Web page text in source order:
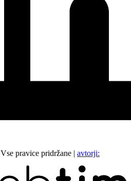
Vse pravice pridržane | avtorji: